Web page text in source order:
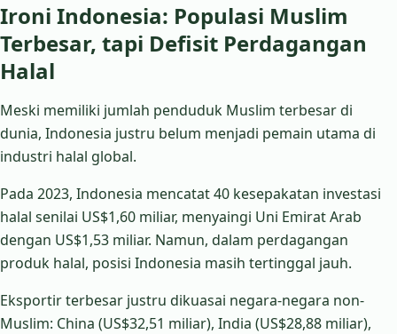
Ironi Indonesia: Populasi Muslim
Terbesar, tapi Defisit Perdagangan
Halal
Meski memiliki jumlah penduduk Muslim terbesar di
dunia, Indonesia justru belum menjadi pemain utama di
industri halal global.
Pada 2023, Indonesia mencatat 40 kesepakatan investasi
halal senilai US$1,60 miliar, menyaingi Uni Emirat Arab
dengan US$1,53 miliar. Namun, dalam perdagangan
produk halal, posisi Indonesia masih tertinggal jauh.
Eksportir terbesar justru dikuasai negara-negara non-
Muslim: China (US$32,51 miliar), India (US$28,88 miliar),